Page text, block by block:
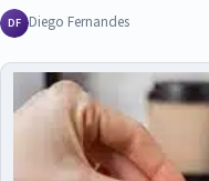
DF Diego Fernandes